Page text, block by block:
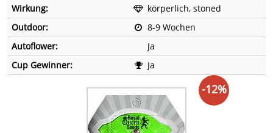
Wirkung:
körperlich, stoned
Outdoor:
8-9 Wochen
Autoflower:
Ja
Cup Gewinner:
Ja
-12%